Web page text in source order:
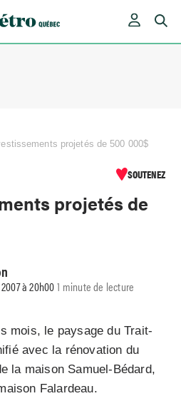
projetés de 500 000$
SOUTENEZ
projetés de
à 20h001 minute de lecture
mois, le paysage du Trait-
avec la rénovation du
la maison Samuel-Bédard,
Falardeau.